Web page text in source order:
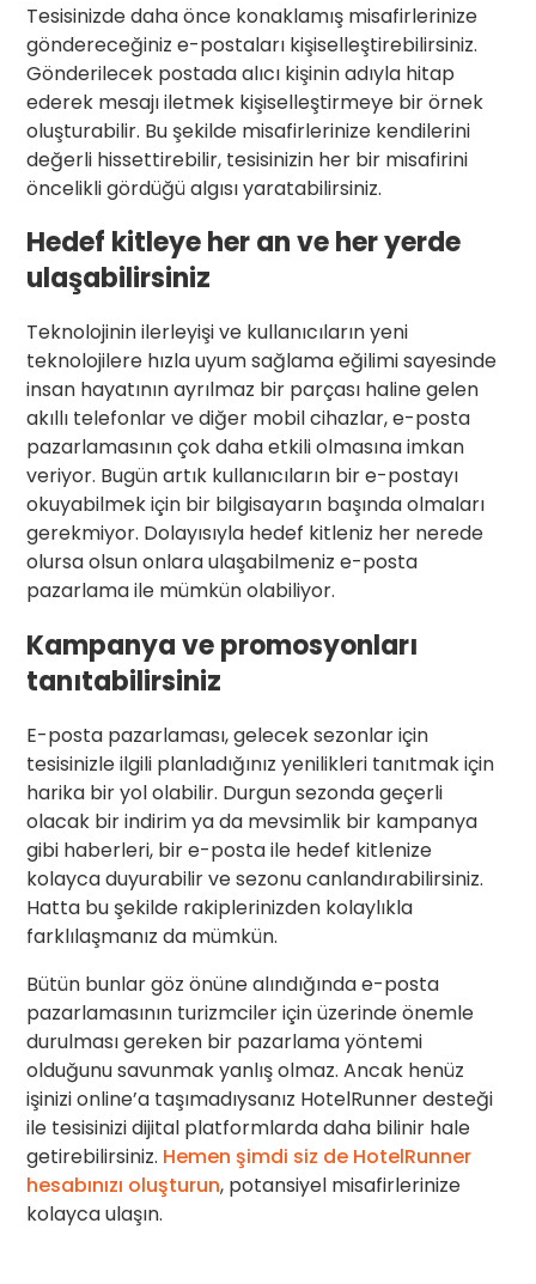
Tesisinizde daha önce konaklamış misafirlerinize
göndereceğiniz e-postaları kişiselleştirebilirsiniz.
Gönderilecek postada alıcı kişinin adıyla hitap
ederek mesajı iletmek kişiselleştirmeye bir örnek
oluşturabilir. Bu şekilde misafirlerinize kendilerini
değerli hissettirebilir, tesisinizin her bir misafirini
öncelikli gördüğü algısı yaratabilirsiniz.
Hedef kitleye her an ve her yerde
ulaşabilirsiniz
Teknolojinin ilerleyişi ve kullanıcıların yeni
teknolojilere hızla uyum sağlama eğilimi sayesinde
insan hayatının ayrılmaz bir parçası haline gelen
akıllı telefonlar ve diğer mobil cihazlar, e-posta
pazarlamasının çok daha etkili olmasına imkan
veriyor. Bugün artık kullanıcıların bir e-postayı
okuyabilmek için bir bilgisayarın başında olmaları
gerekmiyor. Dolayısıyla hedef kitleniz her nerede
olursa olsun onlara ulaşabilmeniz e-posta
pazarlama ile mümkün olabiliyor.
Kampanya ve promosyonları
tanıtabilirsiniz
E-posta pazarlaması, gelecek sezonlar için
tesisinizle ilgili planladığınız yenilikleri tanıtmak için
harika bir yol olabilir. Durgun sezonda geçerli
olacak bir indirim ya da mevsimlik bir kampanya
gibi haberleri, bir e-posta ile hedef kitlenize
kolayca duyurabilir ve sezonu canlandırabilirsiniz.
Hatta bu şekilde rakiplerinizden kolaylıkla
farklılaşmanız da mümkün.
Bütün bunlar göz önüne alındığında e-posta
pazarlamasının turizmciler için üzerinde önemle
durulması gereken bir pazarlama yöntemi
olduğunu savunmak yanlış olmaz. Ancak henüz
işinizi online’a taşımadıysanız HotelRunner desteği
ile tesisinizi dijital platformlarda daha bilinir hale
getirebilirsiniz. Hemen şimdi siz de HotelRunner
hesabınızı oluşturun, potansiyel misafirlerinize
kolayca ulaşın.